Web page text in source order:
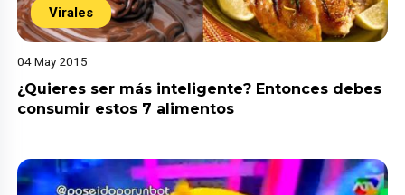
Virales
04 May 2015
¿Quieres ser más inteligente? Entonces debes
consumir estos 7 alimentos